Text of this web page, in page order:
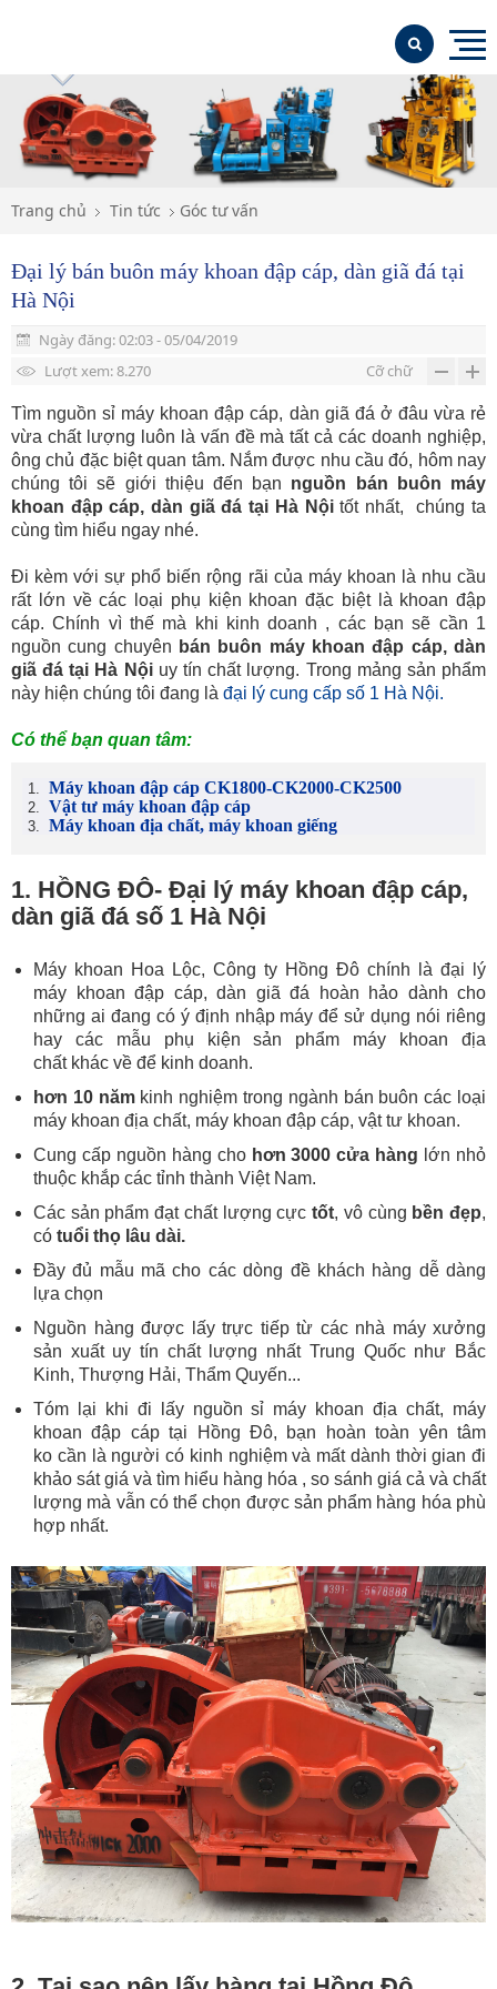
TRANG CHỦ
GIỚI THIỆU
SẢN PHẨM NỔI BẬT
Máy khoan địa chất máy khoan giếng
Máy khoan XY-1
May Khoan XY-1A-4
Máy khoan XY-44A, máy khoan khác
Máy khoan đâp cáp CK 1500-CK2000-CK1800
Búa khoan
Tháp khoan
Máy khoan giếng KAISHAN
Máy nén khí KAISHAN
Vật tư khoan, phụ tùng máy khoan địa chất
Vật tư máy khoan đập cáp
TIN TỨC
Trang chủ Tin tức Góc tư vấn
Đại lý bán buôn máy khoan đập cáp, dàn giã đá tại
Hà Nội
Ngày đăng: 02:03 - 05/04/2019
Lượt xem: 8.270
Cỡ chữ
Tìm nguồn sỉ máy khoan đập cáp, dàn giã đá ở đâu vừa rẻ
vừa chất lượng luôn là vấn đề mà tất cả các doanh nghiệp,
ông chủ đặc biệt quan tâm. Nắm được nhu cầu đó, hôm nay
chúng tôi sẽ giới thiệu đến bạn nguồn bán buôn máy
khoan đập cáp, dàn giã đá tại Hà Nộitốt nhất, chúng ta
cùng tìm hiểu ngay nhé.
Đi kèm với sự phổ biến rộng rãi của máy khoan là nhu cầu
rất lớn về các loại phụ kiện khoan đặc biệt là khoan đập
cáp. Chính vì thế mà khi kinh doanh , các bạn sẽ cần 1
nguồn cung chuyên bán buôn máy khoan đập cáp, dàn
giã đá tại Hà Nộiuy tín chất lượng. Trong mảng sản phẩm
này hiện chúng tôi đang là đại lý cung cấp số 1 Hà Nội.
Có thể bạn quan tâm:
Máy khoan đập cáp CK1800-CK2000-CK2500
Vật tư máy khoan đập cáp
Máy khoan địa chất, máy khoan giếng
1. HỒNG ĐÔ- Đại lý máy khoan đập cáp,
dàn giã đá số 1 Hà Nội
Máy khoan Hoa Lộc, Công ty Hồng Đô chính là đại lý
máy khoan đập cáp, dàn giã đá hoàn hảo dành cho
những ai đang có ý định nhập máy để sử dụng nói riêng
hay các mẫu phụ kiện sản phẩm máy khoan địa
chất khác về để kinh doanh.
hơn 10 nămkinh nghiệm trong ngành bán buôn các loại
máy khoan địa chất, máy khoan đập cáp, vật tư khoan.
Cung cấp nguồn hàng cho hơn 3000cửa hàng lớn nhỏ
thuộc khắp các tỉnh thành Việt Nam.
Các sản phẩm đạt chất lượng cựctốt, vô cùng bền đẹp,
có tuổi thọ lâu dài.
Đầy đủ mẫu mã cho các dòng đề khách hàng dễ dàng
lựa chọn
Nguồn hàng được lấy trực tiếp từ các nhà máy xưởng
sản xuất uy tín chất lượng nhất Trung Quốc như Bắc
Kinh, Thượng Hải, Thẩm Quyến...
Tóm lại khi đi lấy nguồn sỉ máy khoan địa chất, máy
khoan đập cáp tại Hồng Đô, bạn hoàn toàn yên tâm
ko cần là người có kinh nghiệm và mất dành thời gian đi
khảo sát giá và tìm hiểu hàng hóa , so sánh giá cả và chất
lượng mà vẫn có thể chọn được sản phẩm hàng hóa phù
hợp nhất.